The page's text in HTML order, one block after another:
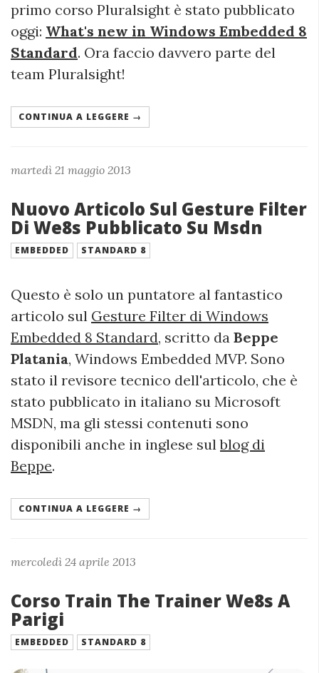
primo corso Pluralsight è stato pubblicato
oggi: What's new in Windows Embedded 8
Standard. Ora faccio davvero parte del
team Pluralsight!
CONTINUA A LEGGERE →
martedì 21 maggio 2013
Nuovo Articolo Sul Gesture Filter
Di We8s Pubblicato Su Msdn
EMBEDDED STANDARD 8
Questo è solo un puntatore al fantastico
articolo sul Gesture Filter di Windows
Embedded 8 Standard, scritto da Beppe
Platania, Windows Embedded MVP. Sono
stato il revisore tecnico dell'articolo, che è
stato pubblicato in italiano su Microsoft
MSDN, ma gli stessi contenuti sono
disponibili anche in inglese sulblog di
Beppe.
CONTINUA A LEGGERE →
mercoledì 24 aprile 2013
Corso Train The Trainer We8s A
Parigi
EMBEDDED STANDARD 8